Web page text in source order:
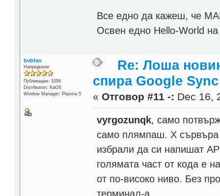
Все едно да кажеш, че
Освен едно Hello-World
bvbfan
Напреднали
Публикации: 1056
Distribution: KaOS
Window Manager: Plasma 5
Re: Лоша
спира Google Sync
« Отговор #11 -: Dec 16,
vyrgozunqk, само
само плямпаш. X сървъра
избрали да си напишат
голямата част от кода е
от по-високо ниво. Без
терминал-а.